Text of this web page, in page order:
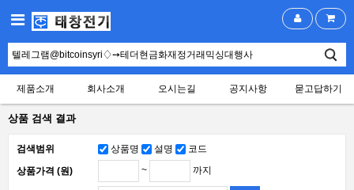
제품소개 회사소개 오시는길 공지사항 묻고답하기
상품 검색 결과
검색범위 상품명 설명
코드
상품가격 (원)
~ 까지